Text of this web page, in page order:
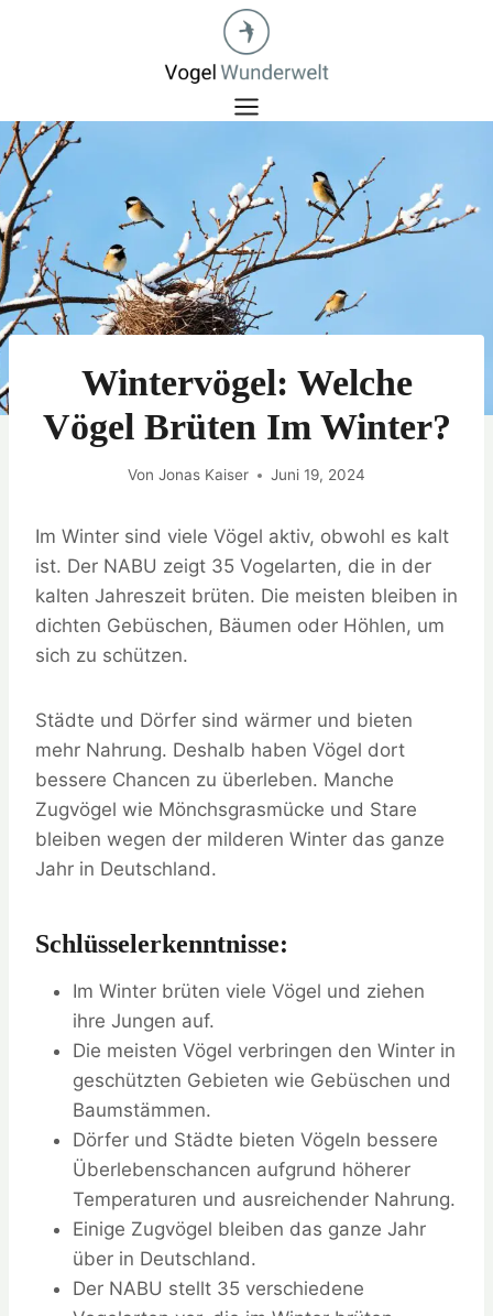
Wintervögel: Welche
Vögel Brüten Im Winter?
Von Jonas Kaiser Juni 19, 2024
Im Winter sind viele Vögel aktiv, obwohl es kalt
ist. Der NABU zeigt 35 Vogelarten, die in der
kalten Jahreszeit brüten. Die meisten bleiben in
dichten Gebüschen, Bäumen oder Höhlen, um
sich zu schützen.
Städte und Dörfer sind wärmer und bieten
mehr Nahrung. Deshalb haben Vögel dort
bessere Chancen zu überleben. Manche
Zugvögel wie Mönchsgrasmücke und Stare
bleiben wegen der milderen Winter das ganze
Jahr in Deutschland.
Schlüsselerkenntnisse:
Im Winter brüten viele Vögel und ziehen
ihre Jungen auf.
Die meisten Vögel verbringen den Winter in
geschützten Gebieten wie Gebüschen und
Baumstämmen.
Dörfer und Städte bieten Vögeln bessere
Überlebenschancen aufgrund höherer
Temperaturen und ausreichender Nahrung.
Einige Zugvögel bleiben das ganze Jahr
über in Deutschland.
Der NABU stellt 35 verschiedene